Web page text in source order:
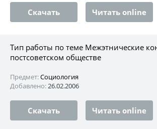
Скачать Читать online
Тип работы по теме Межэтнические
постсоветском обществе
Предмет:Социология
Добавлено:26.02.2006
Скачать Читать online